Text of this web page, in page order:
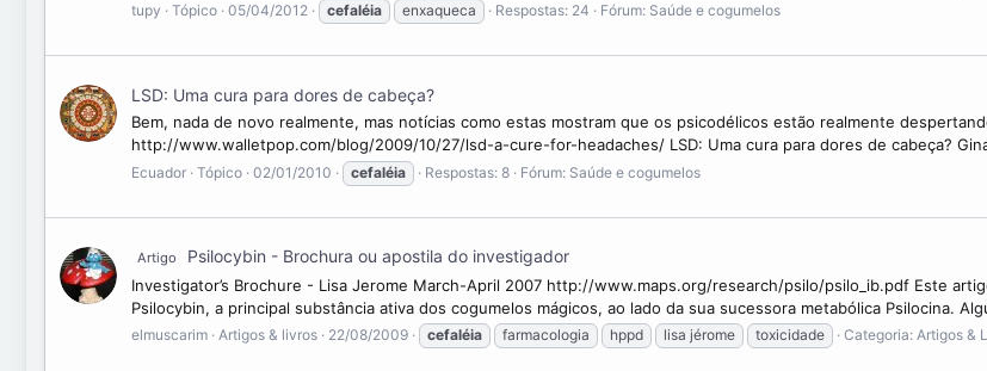
tupy Tópico 05/04/2012 cefaléia enxaqueca Respostas: 24 Fórum: Saúde e cogumelos
LSD: Uma cura para dores de cabeça?
Bem, nada de novo realmente, mas notícias como estas mostram que os psicodélicos estão realmente
http://www.walletpop.com/blog/2009/10/27/lsd-a-cure-for-headaches/ LSD: Uma cura para dores de cabeça?
Ecuador Tópico 02/01/2010 cefaléia Respostas: 8 Fórum: Saúde e cogumelos
Artigo Psilocybin - Brochura ou apostila do investigador
Investigator’s Brochure - Lisa Jerome March-April 2007 http://www.maps.org/research/psilo/psilo_ib.pdf Este
Psilocybin, a principal substância ativa dos cogumelos mágicos, ao lado da sua sucessora metabólica Psilocina.
elmuscarim Artigos & livros 22/08/2009 cefaléia farmacologia hppd lisa jérome toxicidade Categoria: Artigos &